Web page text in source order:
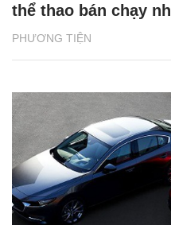
PHƯƠNG TIỆN
thể thao bán chạy